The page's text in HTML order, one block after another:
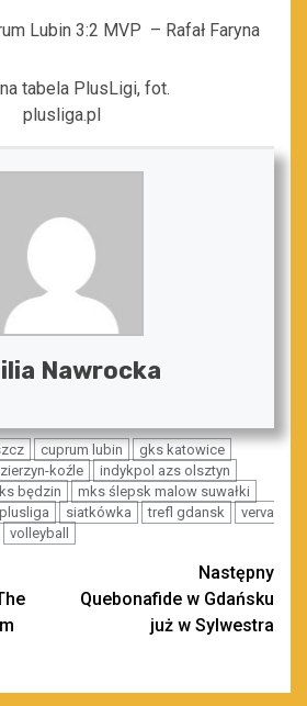
Lubin 3:2 MVP – Rafał Faryna
tabela PlusLigi, fot.
plusliga.pl
Nawrocka
cuprum lubin
gks katowice
koźle
indykpol azs olsztyn
będzin
mks ślepsk malow suwałki
plusliga siatkówka trefl gdansk
verva
volleyball
Następny
Quebonafide w Gdańsku
już w Sylwestra